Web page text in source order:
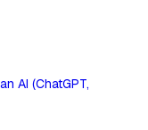
AI (ChatGPT,